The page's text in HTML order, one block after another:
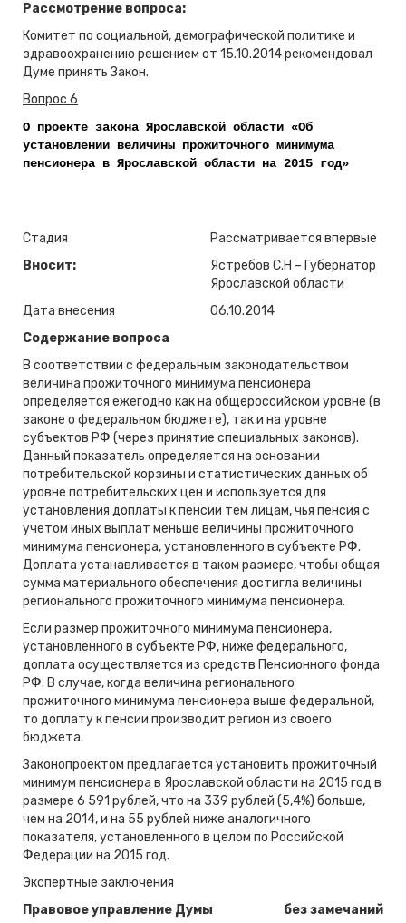
Рассмотрение вопроса:
Комитет по социальной, демографической политике и
здравоохранению решением от 15.10.2014 рекомендовал
Думе принять Закон.
Вопрос 6
О проекте закона Ярославской области «Об
установлении величины прожиточного минимума
пенсионера в Ярославской области на 2015 год»
Стадия
Рассматривается впервые
Вносит:
Ястребов С.Н – Губернатор
Ярославской области
Дата внесения
06.10.2014
Содержание вопроса
В соответствии с федеральным законодательством
величина прожиточного минимума пенсионера
определяется ежегодно как на общероссийском уровне (в
законе о федеральном бюджете), так и на уровне
субъектов РФ (через принятие специальных законов).
Данный показатель определяется на основании
потребительской корзины и статистических данных об
уровне потребительских цен и используется для
установления доплаты к пенсии тем лицам, чья пенсия с
учетом иных выплат меньше величины прожиточного
минимума пенсионера, установленного в субъекте РФ.
Доплата устанавливается в таком размере, чтобы общая
сумма материального обеспечения достигла величины
регионального прожиточного минимума пенсионера.
Если размер прожиточного минимума пенсионера,
установленного в субъекте РФ, ниже федерального,
доплата осуществляется из средств Пенсионного фонда
РФ. В случае, когда величина регионального
прожиточного минимума пенсионера выше федеральной,
то доплату к пенсии производит регион из своего
бюджета.
Законопроектом предлагается установить прожиточный
минимум пенсионера в Ярославской области на 2015 год в
размере 6 591 рублей, что на 339 рублей (5,4%) больше,
чем на 2014, и на 55 рублей ниже аналогичного
показателя, установленного в целом по Российской
Федерации на 2015 год.
Экспертные заключения
Правовое управление Думы
без замечаний